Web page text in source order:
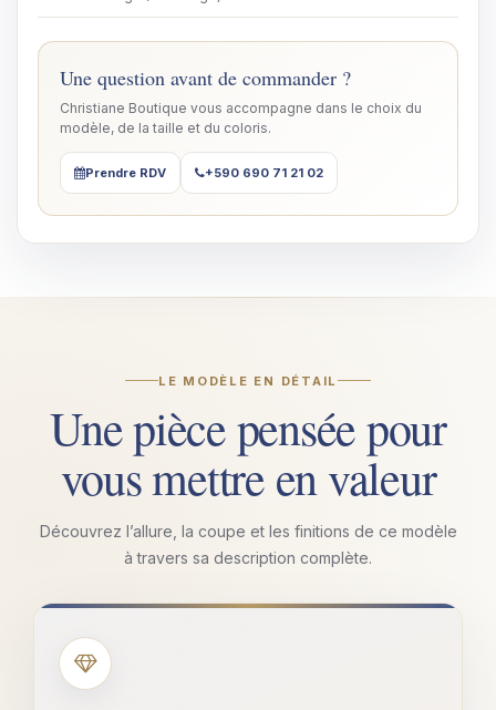
Une question avant de commander ?
Christiane Boutique vous accompagne dans le choix du
modèle, de la taille et du coloris.
Prendre RDV +590 690 71 21 02
LE MODÈLE EN DÉTAIL
Une pièce pensée pour
vous mettre en valeur
Découvrez l’allure, la coupe et les finitions de ce modèle
à travers sa description complète.